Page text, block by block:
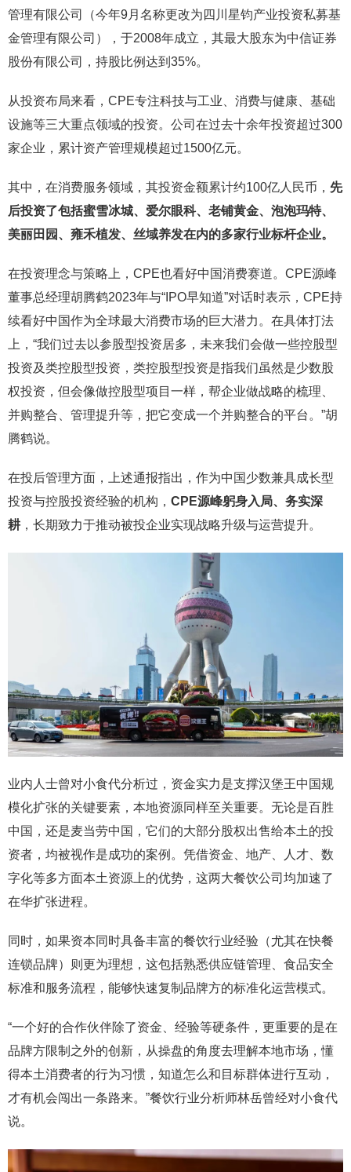
管理有限公司（今年9月名称更改为四川星钧产业投资私募基
金管理有限公司），于2008年成立，其最大股东为中信证券
股份有限公司，持股比例达到35%。
从投资布局来看，CPE专注科技与工业、消费与健康、基础
设施等三大重点领域的投资。公司在过去十余年投资超过300
家企业，累计资产管理规模超过1500亿元。
其中，在消费服务领域，其投资金额累计约100亿人民币， 先
后投资了包括蜜雪冰城、爱尔眼科、老铺黄金、泡泡玛特、
美丽田园、雍禾植发、丝域养发在内的多家行业标杆企业。
在投资理念与策略上，CPE也看好中国消费赛道。CPE源峰
董事总经理胡腾鹤2023年与“IPO早知道”对话时表示，CPE持
续看好中国作为全球最大消费市场的巨大潜力。在具体打法
上，“我们过去以参股型投资居多，未来我们会做一些控股型
投资及类控股型投资，类控股型投资是指我们虽然是少数股
权投资，但会像做控股型项目一样，帮企业做战略的梳理、
并购整合、管理提升等，把它变成一个并购整合的平台。”胡
腾鹤说。
在投后管理方面，上述通报指出，作为中国少数兼具成长型
投资与控股投资经验的机构， CPE源峰躬身入局、务实深
耕 ，长期致力于推动被投企业实现战略升级与运营提升。
业内人士曾对小食代分析过，资金实力是支撑汉堡王中国规
模化扩张的关键要素，本地资源同样至关重要。无论是百胜
中国，还是麦当劳中国，它们的大部分股权出售给本土的投
资者，均被视作是成功的案例。凭借资金、地产、人才、数
字化等多方面本土资源上的优势，这两大餐饮公司均加速了
在华扩张进程。
同时，如果资本同时具备丰富的餐饮行业经验（尤其在快餐
连锁品牌）则更为理想，这包括熟悉供应链管理、食品安全
标准和服务流程，能够快速复制品牌方的标准化运营模式。
“一个好的合作伙伴除了资金、经验等硬条件，更重要的是在
品牌方限制之外的创新，从操盘的角度去理解本地市场，懂
得本土消费者的行为习惯，知道怎么和目标群体进行互动，
才有机会闯出一条路来。”餐饮行业分析师林岳曾经对小食代
说。